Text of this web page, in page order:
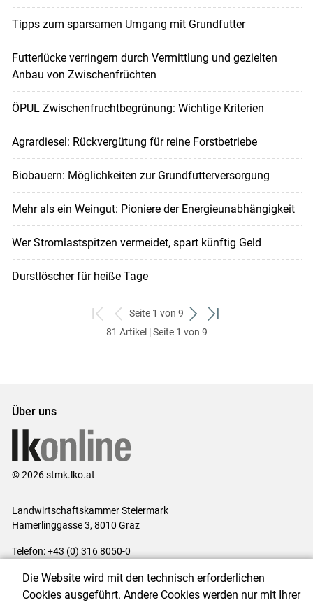
Tipps zum sparsamen Umgang mit Grundfutter
Futterlücke verringern durch Vermittlung und gezielten
Anbau von Zwischenfrüchten
ÖPUL Zwischenfruchtbegrünung: Wichtige Kriterien
Agrardiesel: Rückvergütung für reine Forstbetriebe
Biobauern: Möglichkeiten zur Grundfutterversorgung
Mehr als ein Weingut: Pioniere der Energieunabhängigkeit
Wer Stromlastspitzen vermeidet, spart künftig Geld
Durstlöscher für heiße Tage
zum
ersten
zurück
zum
Seite 1 von 9
weiter
zum
zum
81 Artikel | Seite 1 von 9
Über uns
© 2026 stmk.lko.at
Landwirtschaftskammer Steiermark
Hamerlinggasse 3, 8010 Graz
Telefon: +43 (0) 316 8050-0
Impressum|Kontakt|Datenschutzerklärung|Barrierefreiheit|
Die Website wird mit den technisch erforderlichen
Cookies ausgeführt. Andere Cookies werden nur mit Ihrer